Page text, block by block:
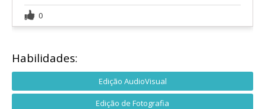
0
Habilidades:
Edição AudioVisual
Edição de Fotografia